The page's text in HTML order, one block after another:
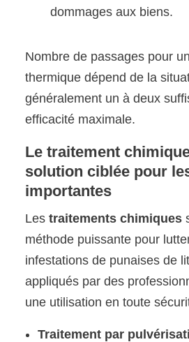
dommages aux biens.
Nombre de passages pour
thermique dépend de la
généralement un à deux
efficacité maximale.
Le traitement
solution ciblée pour
importantes
Lestraitements chimiques
méthode puissante pour
infestations de punaises de
appliqués par des
une utilisation en toute
Traitement par